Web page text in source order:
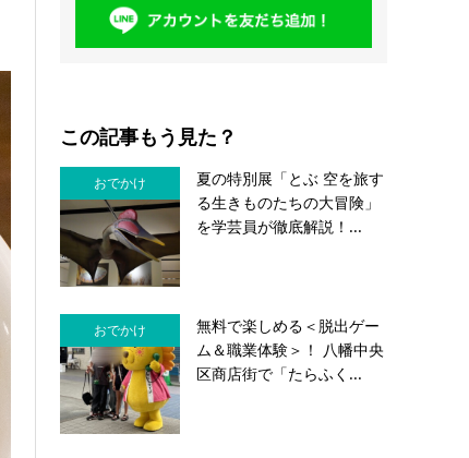
この記事もう見た？
おでかけ
夏の特別展「とぶ 空を旅す
る生きものたちの大冒険」
を学芸員が徹底解説！...
おでかけ
無料で楽しめる＜脱出ゲー
ム＆職業体験＞！ 八幡中央
区商店街で「たらふく...